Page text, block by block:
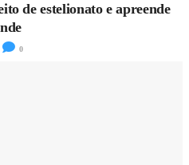
de estelionato e apreende
0